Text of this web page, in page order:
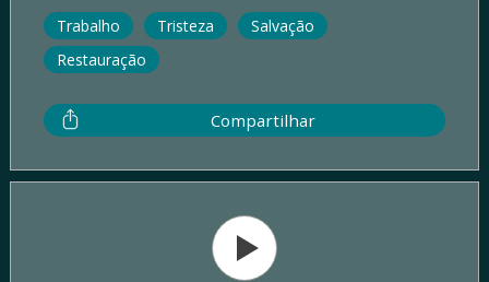
Trabalho
Tristeza
Salvação
Restauração
Compartilhar